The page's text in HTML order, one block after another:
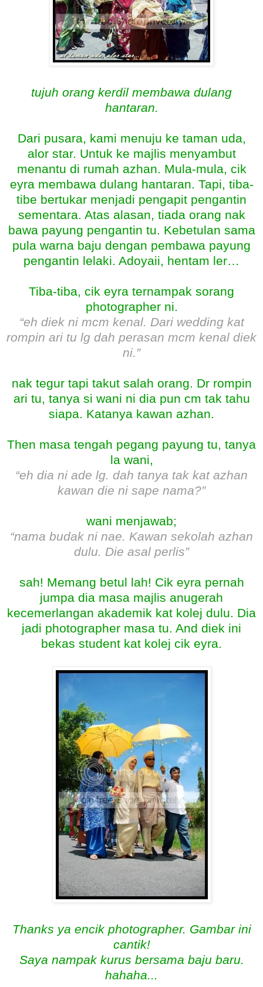
tujuh orang kerdil membawa dulang
hantaran.
Dari pusara, kami menuju ke taman uda,
alor star. Untuk ke majlis menyambut
menantu di rumah azhan. Mula-mula, cik
eyra membawa dulang hantaran. Tapi, tiba-
tibe bertukar menjadi pengapit pengantin
sementara. Atas alasan, tiada orang nak
bawa payung pengantin tu. Kebetulan sama
pula warna baju dengan pembawa payung
pengantin lelaki. Adoyaii, hentam ler…
Tiba-tiba, cik eyra ternampak sorang
photographer ni.
“eh diek ni mcm kenal. Dari wedding kat
rompin ari tu lg dah perasan mcm kenal diek
ni.”
nak tegur tapi takut salah orang. Dr rompin
ari tu, tanya si wani ni dia pun cm tak tahu
siapa. Katanya kawan azhan.
Then masa tengah pegang payung tu, tanya
la wani,
“eh dia ni ade lg. dah tanya tak kat azhan
kawan die ni sape nama?”
wani menjawab;
“nama budak ni nae. Kawan sekolah azhan
dulu. Die asal perlis”
sah! Memang betul lah! Cik eyra pernah
jumpa dia masa majlis anugerah
kecemerlangan akademik kat kolej dulu. Dia
jadi photographer masa tu. And diek ini
bekas student kat kolej cik eyra.
Thanks ya encik photographer. Gambar ini
cantik!
Saya nampak kurus bersama baju baru.
hahaha...